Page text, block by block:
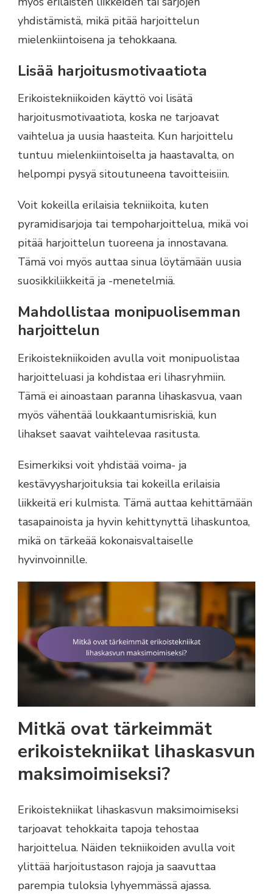
yhdistämistä, mikä pitää harjoittelun
mielenkiintoisena ja tehokkaana.
Lisää harjoitusmotivaatiota
Erikoistekniikoiden käyttö voi lisätä
harjoitusmotivaatiota, koska ne tarjoavat
vaihtelua ja uusia haasteita. Kun harjoittelu
tuntuu mielenkiintoiselta ja haastavalta, on
helpompi pysyä sitoutuneena tavoitteisiin.
Voit kokeilla erilaisia tekniikoita, kuten
pyramidisarjoja tai tempoharjoittelua, mikä voi
pitää harjoittelun tuoreena ja innostavana.
Tämä voi myös auttaa sinua löytämään uusia
suosikkiliikkeitä ja -menetelmiä.
Mahdollistaa monipuolisemman
harjoittelun
Erikoistekniikoiden avulla voit monipuolistaa
harjoitteluasi ja kohdistaa eri lihasryhmiin.
Tämä ei ainoastaan paranna lihaskasvua, vaan
myös vähentää loukkaantumisriskiä, kun
lihakset saavat vaihtelevaa rasitusta.
Esimerkiksi voit yhdistää voima- ja
kestävyysharjoituksia tai kokeilla erilaisia
liikkeitä eri kulmista. Tämä auttaa kehittämään
tasapainoista ja hyvin kehittynyttä lihaskuntoa,
mikä on tärkeää kokonaisvaltaiselle
hyvinvoinnille.
Mitkä ovat tärkeimmät
erikoistekniikat lihaskasvun
maksimoimiseksi?
Erikoistekniikat lihaskasvun maksimoimiseksi
tarjoavat tehokkaita tapoja tehostaa
harjoittelua. Näiden tekniikoiden avulla voit
ylittää harjoitustason rajoja ja saavuttaa
parempia tuloksia lyhyemmässä ajassa.